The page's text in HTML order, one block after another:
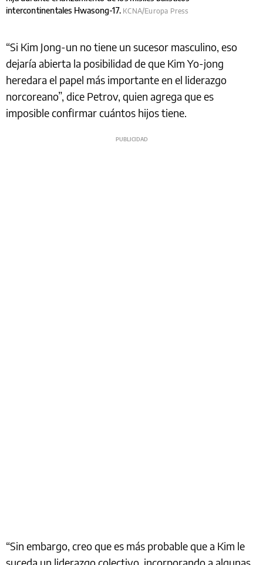
intercontinentales Hwasong-17. KCNA/Europa Press
“Si Kim Jong-un no tiene un sucesor masculino, eso
dejaría abierta la posibilidad de que Kim Yo-jong
heredara el papel más importante en el liderazgo
norcoreano”, dice Petrov, quien agrega que es
imposible confirmar cuántos hijos tiene.
“Sin embargo, creo que es más probable que a Kim le